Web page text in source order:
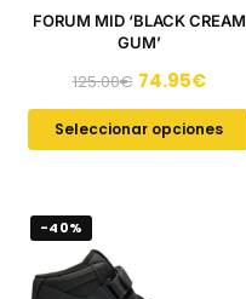
FORUM MID ‘BLACK CREAM
GUM’
125.00€ 74.95€
Seleccionar opciones
-40%